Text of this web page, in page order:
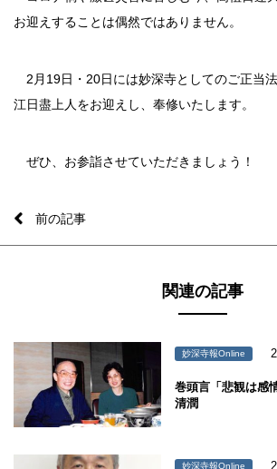
お迎えすることは偶然ではありません。
2月19日・20日には妙深寺としてのご正当
江日盡上人をお迎えし、奉修いたします。
ぜひ、お参詣させていただきましょう！
前の記事
関連の記事
妙深寺報Online
巻頭言「悲観は感
清潤
妙深寺報Online